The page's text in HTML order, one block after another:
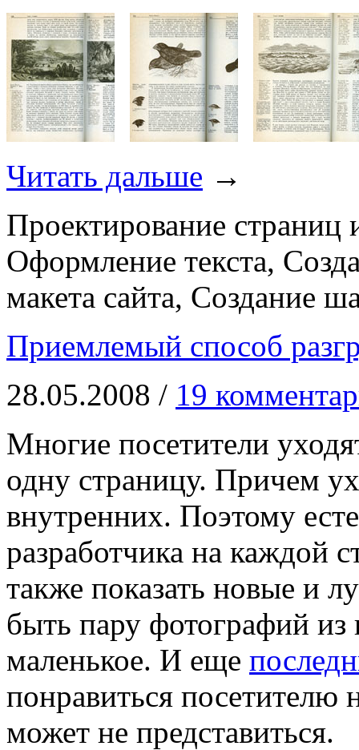
Читать дальше →
Проектирование страниц
Оформление текста,
макета сайта, Создание
Приемлемый способ
28.05.2008 / 19
Многие посетители
одну страницу. Причем
внутренних. Поэтому
разработчика на каждой
также показать новые и
быть пару фотографий из
маленькое. И еще
понравиться посетителю
может не представиться.